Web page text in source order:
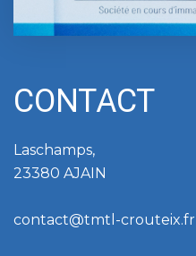
CONTACT
Laschamps,
23380 AJAIN
contact@tmtl-crouteix.fr